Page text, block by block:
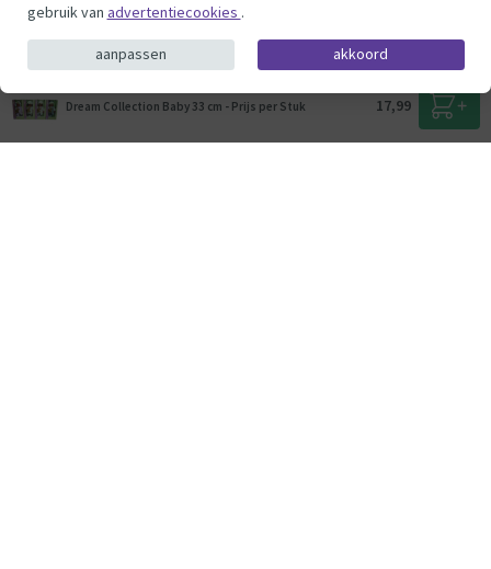
Dream Collection Baby 33 cm - Prijs per Stuk 17,99
gebruik van advertentiecookies .
aanpassen akkoord